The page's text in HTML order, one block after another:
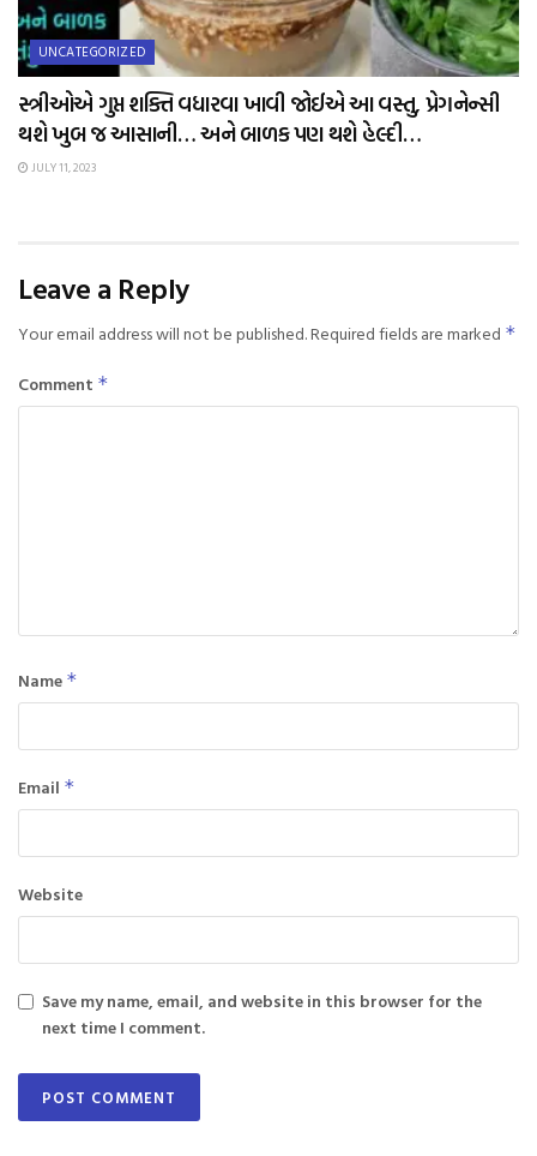
UNCATEGORIZED
સ્ત્રીઓએ ગુપ્ત શક્તિ વધારવા ખાવી જોઈએ આ વસ્તુ, પ્રેગનેન્સી
થશે ખુબ જ આસાની… અને બાળક પણ થશે હેલ્દી…
JULY 11, 2023
Leave a Reply
Your email address will not be published.Required fields are marked *
Comment *
Name *
Email *
Website
Save my name, email, and website in this browser for the
next time I comment.